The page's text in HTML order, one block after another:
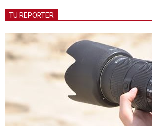
TU REPORTER